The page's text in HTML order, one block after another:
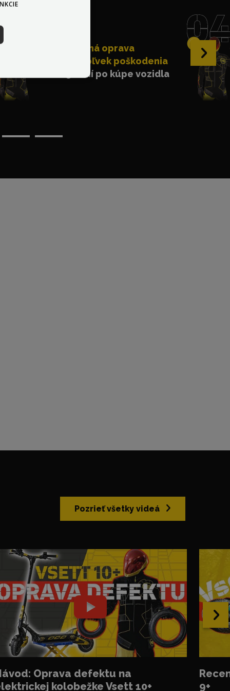
Bezplatná oprava
akéhokoľvek poškodenia
do 30 dní po kúpe vozidla
›
Pozrieť všetky videá
Oprava defektu na
kolobežke Vsett 10+
9+
›